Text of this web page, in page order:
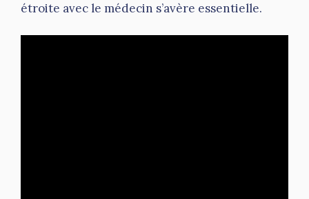
étroite avec le médecin s’avère essentielle.